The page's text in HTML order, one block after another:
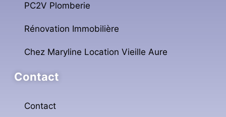
PC2V Plomberie
Rénovation Immobilière
Chez Maryline Location Vieille Aure
Contact
Contact